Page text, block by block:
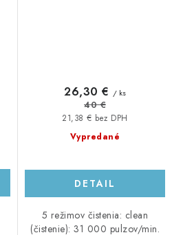
Vypredané
21,38 € bez DPH
26,30 € / ks
40 €
DETAIL
5 režimov čistenia: clean
(čistenie): 31 000 pulzov/min.